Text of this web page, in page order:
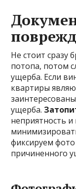
Не стоит сразу
потопа, потом
ущерба. Если
квартиры
ущерба.
неприятность
фиксируем
причиненного